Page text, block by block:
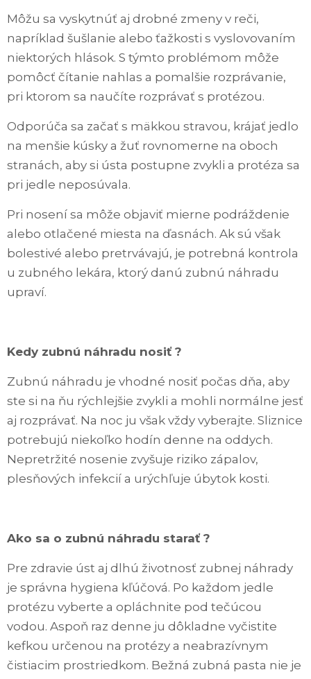
Môžu sa vyskytnúť aj drobné zmeny v reči,
napríklad šušlanie alebo ťažkosti s vyslovovaním
niektorých hlások. S týmto problémom môže
pomôcť čítanie nahlas a pomalšie rozprávanie,
pri ktorom sa naučíte rozprávať s protézou.
Odporúča sa začať s mäkkou stravou, krájať jedlo
na menšie kúsky a žuť rovnomerne na oboch
stranách, aby si ústa postupne zvykli a protéza sa
pri jedle neposúvala.
Pri nosení sa môže objaviť mierne podráždenie
alebo otlačené miesta na ďasnách. Ak sú však
bolestivé alebo pretrvávajú, je potrebná kontrola
u zubného lekára, ktorý danú zubnú náhradu
upraví.
Kedy zubnú náhradu nosiť ?
Zubnú náhradu je vhodné nosiť počas dňa, aby
ste si na ňu rýchlejšie zvykli a mohli normálne jesť
aj rozprávať. Na noc ju však vždy vyberajte. Sliznice
potrebujú niekoľko hodín denne na oddych.
Nepretržité nosenie zvyšuje riziko zápalov,
plesňových infekcií a urýchľuje úbytok kosti.
Ako sa o zubnú náhradu starať ?
Pre zdravie úst aj dlhú životnosť zubnej náhrady
je správna hygiena kľúčová. Po každom jedle
protézu vyberte a opláchnite pod tečúcou
vodou. Aspoň raz denne ju dôkladne vyčistite
kefkou určenou na protézy a neabrazívnym
čistiacim prostriedkom. Bežná zubná pasta nie je